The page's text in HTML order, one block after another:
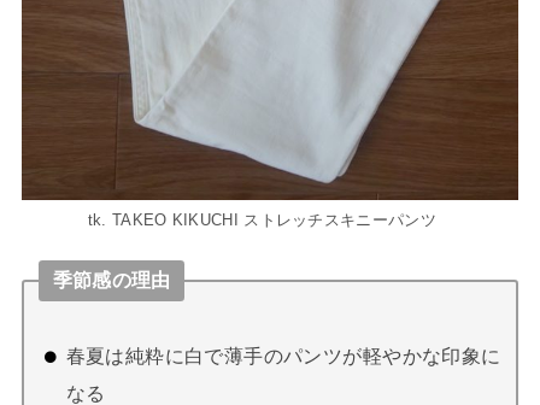
tk. TAKEO KIKUCHI ストレッチスキニーパンツ
季節感の理由
春夏は純粋に白で薄手のパンツが軽やかな印象に
なる